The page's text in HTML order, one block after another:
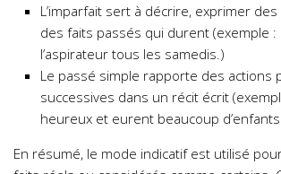
L’imparfait sert à décrire, exprimer
des faits passés qui durent (exemple
l’aspirateur tous les samedis.)
Le passé simple rapporte des actions
successives dans un récit écrit
heureux et eurent beaucoup
En résumé, le mode indicatif est utilisé